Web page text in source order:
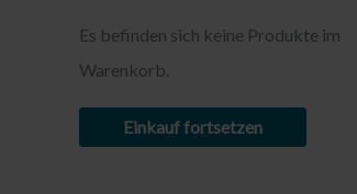
Es befinden sich keine Produkte im
Warenkorb.
Einkauf fortsetzen